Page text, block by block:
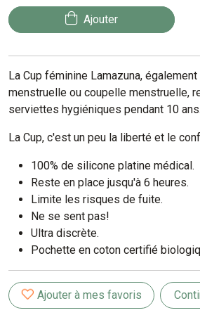
Ajouter
La Cup féminine Lamazuna,
menstruelle ou coupelle menstruelle,
serviettes hygiéniques pendant 10 ans.
La Cup, c'est un peu la liberté et le
100% de silicone platine médical.
Reste en place jusqu'à 6 heures.
Limite les risques de fuite.
Ne se sent pas!
Ultra discrète.
Pochette en coton certifié
Ajouter à mes favoris